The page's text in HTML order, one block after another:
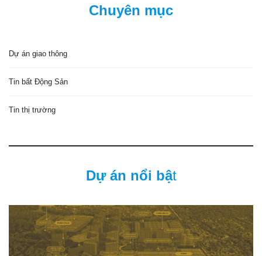
Chuyên mục
Dự án giao thông
Tin bất Động Sản
Tin thị trường
Dự án nổi bật